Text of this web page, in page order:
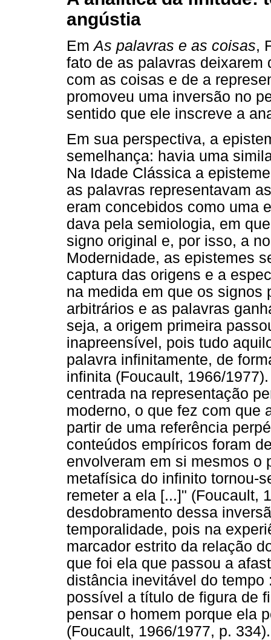
angústia
EmAs palavras e as coisas,
fato de as palavras deixarem
com as coisas e de a
promoveu uma inversão no
sentido que ele inscreve a
Em sua perspectiva, a
semelhança: havia uma
Na Idade Clássica a
as palavras representavam
eram concebidos como uma
dava pela semiologia, em
signo original e, por isso, a
Modernidade, as epistemes
captura das origens e a
na medida em que os signos
arbitrários e as palavras
seja, a origem primeira
inapreensível, pois tudo
palavra infinitamente, de
infinita (Foucault, 1966/
centrada na representação
moderno, o que fez com que
partir de uma referência
conteúdos empíricos foram
envolveram em si mesmos o
metafísica do infinito tornou-
remeter a ela [...]" (Foucault,
desdobramento dessa
temporalidade, pois na
marcador estrito da relação
que foi ela que passou a
distância inevitável do
possível a título de figura de
pensar o homem porque ela
(Foucault, 1966/1977, p. 334).